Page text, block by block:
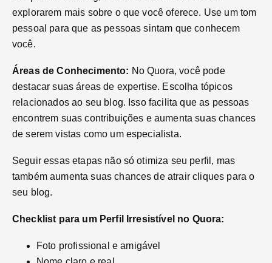
explorarem mais sobre o que você oferece. Use um tom
pessoal para que as pessoas sintam que conhecem
você.
Áreas de Conhecimento: No Quora, você pode
destacar suas áreas de expertise. Escolha tópicos
relacionados ao seu blog. Isso facilita que as pessoas
encontrem suas contribuições e aumenta suas chances
de serem vistas como um especialista.
Seguir essas etapas não só otimiza seu perfil, mas
também aumenta suas chances de atrair cliques para o
seu blog.
Checklist para um Perfil Irresistível no Quora:
Foto profissional e amigável